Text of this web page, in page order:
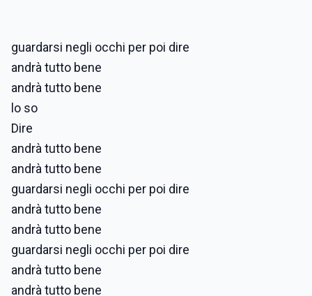
guardarsi negli occhi per poi dire
andrà tutto bene
andrà tutto bene
lo so
Dire
andrà tutto bene
andrà tutto bene
guardarsi negli occhi per poi dire
andrà tutto bene
andrà tutto bene
guardarsi negli occhi per poi dire
andrà tutto bene
andrà tutto bene